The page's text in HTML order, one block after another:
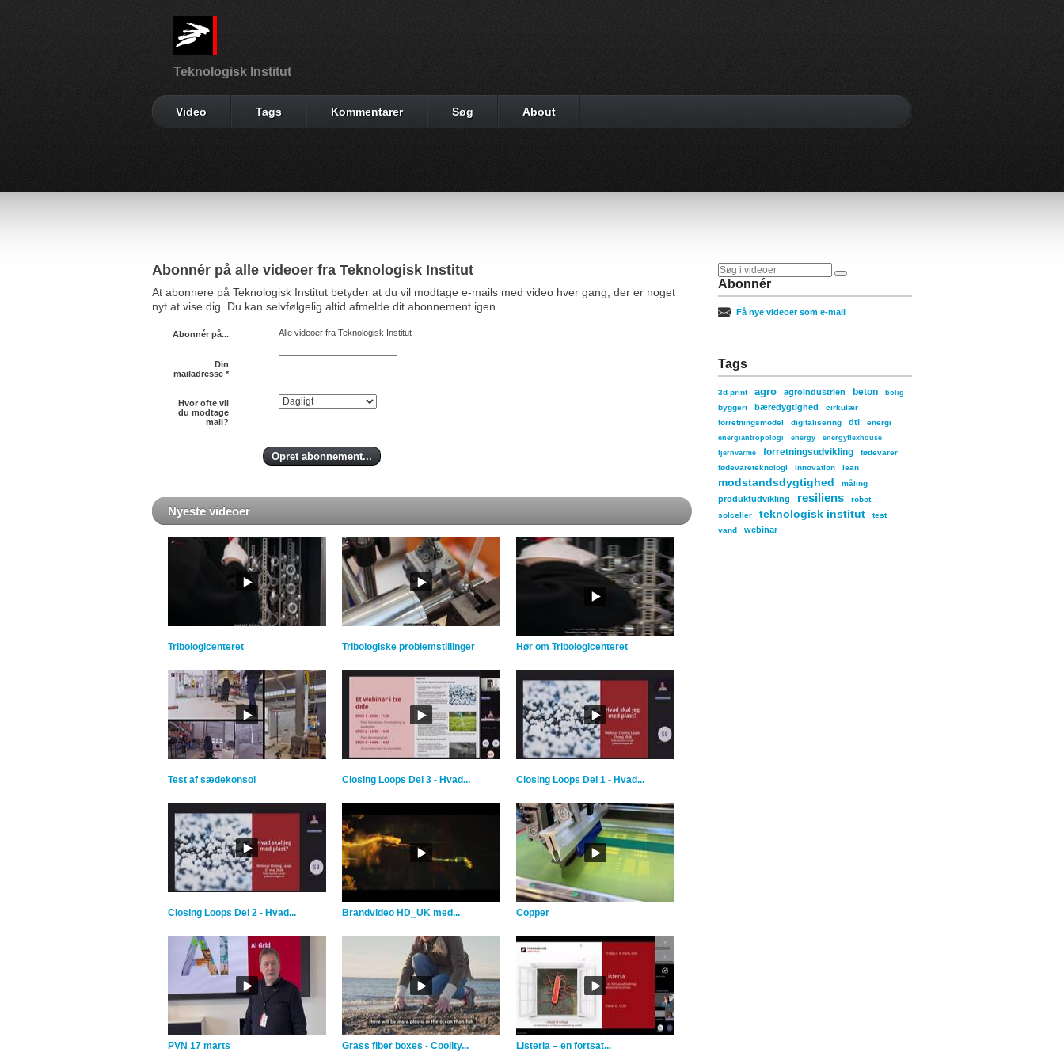
Teknologisk Institut
Video Tags Kommentarer Søg About
Abonnér
Få nye videoer som e-mail
Tags
3d-print agro agroindustrien beton bolig
byggeri bæredygtighed
cirkulær
forretningsmodel
digitalisering dti energi
energiantropologi energy
energyflexhouse
fjernvarme
forretningsudvikling
fødevarer
fødevareteknologi
innovation lean
modstandsdygtighed måling
produktudvikling resiliens
robot
solceller
teknologisk institut
test
vand
webinar
Abonnér på alle videoer fra Teknologisk Institut
At abonnere på Teknologisk Institut betyder at du vil modtage e-mails med video hver gang, der er noget
nyt at vise dig. Du kan selvfølgelig altid afmelde dit abonnement igen.
Abonnér på... Alle videoer fra Teknologisk Institut
Din
mailadresse *
Hvor ofte vil
du modtage
mail?
Nyeste videoer
Tribologicenteret Tribologiske problemstillinger Hør om Tribologicenteret
Test af sædekonsol Closing Loops Del 3 - Hvad... Closing Loops Del 1 - Hvad...
Closing Loops Del 2 - Hvad... Brandvideo HD_UK med... Copper
PVN 17 marts Grass fiber boxes - Coolity... Listeria – en fortsat...